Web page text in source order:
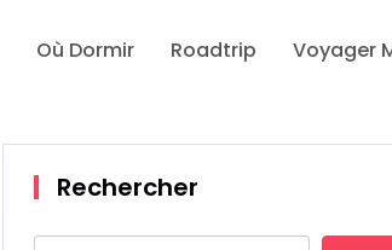
Où Dormir Roadtrip Voyager
Rechercher